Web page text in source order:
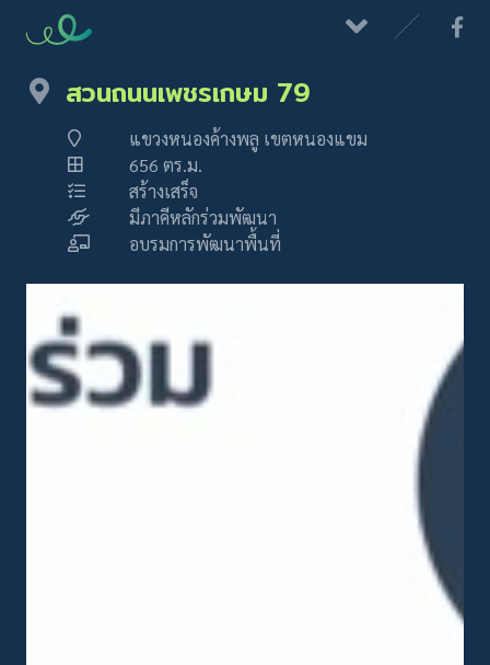
สวนถนนเพชรเกษม 79
แขวงหนองค้างพลู เขตหนองแขม
656 ตร.ม.
สร้างเสร็จ
มีภาคีหลักร่วมพัฒนา
อบรมการพัฒนาพื้นที่